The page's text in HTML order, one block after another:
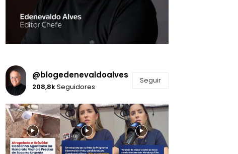
@blogedenevaldoalves
208,8kSeguidores
Seguir